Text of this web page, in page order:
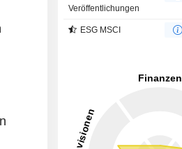
Veröffentlichungen
ESG MSCI